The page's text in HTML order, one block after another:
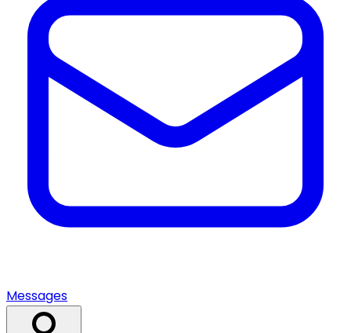
Messages